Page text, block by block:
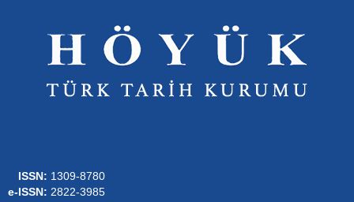
ISSN: 1309-8780
e-ISSN: 2822-3985